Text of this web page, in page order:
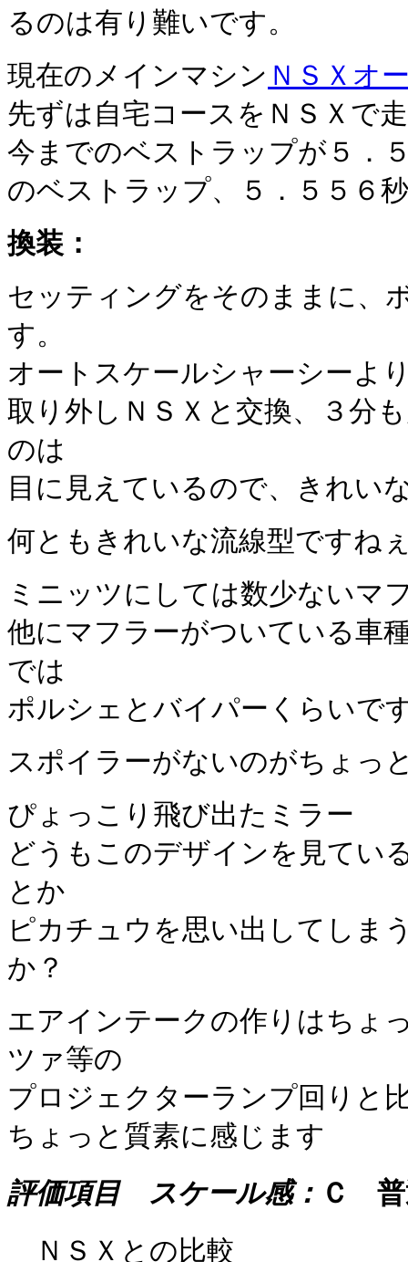
るのは有り難いです。
現在のメインマシン ＮＳＸオ
先ずは自宅コースをＮＳＸで
今までのベストラップが５．
のベストラップ、５．５５６
換装：
セッティングをそのままに、
す。
オートスケールシャーシーよ
取り外しＮＳＸと交換、３分
のは
目に見えているので、きれい
何ともきれいな流線型ですね
ミニッツにしては数少ないマ
他にマフラーがついている車
では
ポルシェとバイパーくらいで
スポイラーがないのがちょっ
ぴょっこり飛び出たミラー
どうもこのデザインを見てい
とか
ピカチュウを思い出してしま
か？
エアインテークの作りはちょ
ツァ等の
プロジェクターランプ回りと
ちょっと質素に感じます
評価項目 スケール感： Ｃ 普
ＮＳＸとの比較